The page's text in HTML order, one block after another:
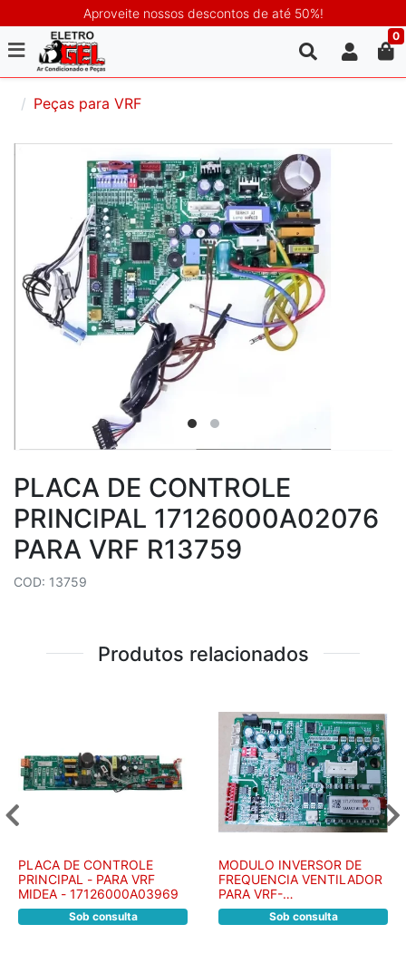
Aproveite nossos descontos de até 50%!
0
Peças para VRF
PLACA DE CONTROLE
PRINCIPAL 17126000A02076
PARA VRF R13759
COD: 13759
Produtos relacionados
PLACA DE CONTROLE
PRINCIPAL - PARA VRF
MIDEA - 17126000A03969
Sob consulta
MODULO INVERSOR DE
FREQUENCIA VENTILADOR
PARA VRF-
17127000008956 - R14471
Sob consulta